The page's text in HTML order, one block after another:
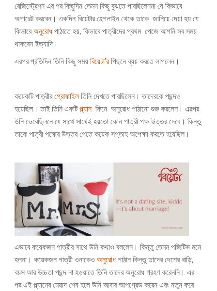
রেজিস্ট্রেশন এর পর কিছুদিন তেমন কিছু বুঝতে পারছিলেননা যে কিভাবে
অপারেট করবেন। একদিন বিয়েটার হেল্পলাইন থেকে তাকে জানিয়ে দেয়া হয় যে
কিভাবেঅনুরোধপাঠাতে হয়, কিভাবে পাত্রীদের প্রথম পেজে আপনি সব সময়
থাকবেন ইত্যাদি।
এরপর প্রতিদিন তিনি কিছু সময়বিয়েটা’রপিছনে ব্যয় করতে লাগলেন।
কয়েকটি পাত্রীরপ্রোফাইলতিনি দেখতে পারছিলেন। তাদেরকে পছন্দও
হয়েছিল। তাই তিনি একটিপ্ল্যানকিনে অনুরোধ পাঠানো শুরু করলেন। এরপর
উনি ভেবেছিলনে যে সাথে সাথেই হয়তো কোন পাত্রী পক্ষ উত্তর দেবে। কিন্তু
তাকে পাত্রী পক্ষের উত্তর পেতে কয়েক সপ্তাহ অপেক্ষা করতে হয়েছিল।
এভাবে কয়েকজন পাত্রীর সাথেউনি কথাও বললেন। কিন্তু তেমন পজিটিভ মনে
হলনা। কয়েকজন পাত্রী ওনাকেও অনুরোধপাঠান কিন্তু তাদের দেশের বাড়ি,
বয়স আর উচ্চতা পছন্দ না হওয়াতে তিনি তাদের অনুরোধ গ্রহণ করেননি। এর
পর এই প্ল্যানের মেয়াদ শেষ হলে উনি আবার আপগ্রেড করেন এবং নতুন করে